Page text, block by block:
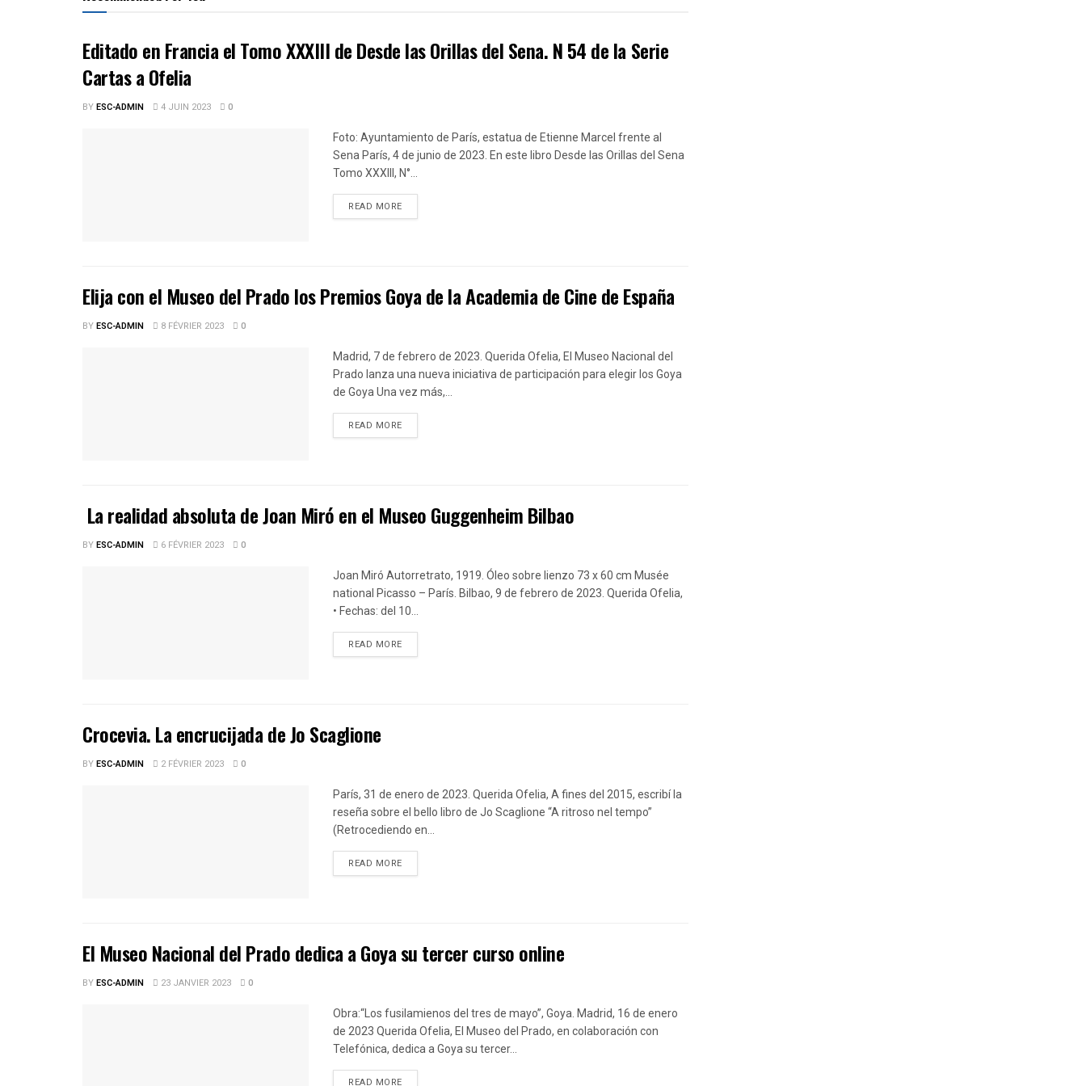
Editado en Francia el Tomo XXXIII de Desde las Orillas del Sena. N 54 de la Serie
Cartas a Ofelia
BYESC-ADMIN 4 JUIN 2023 0
Foto: Ayuntamiento de París, estatua de Etienne Marcel frente al
Sena París, 4 de junio de 2023. En este libro Desde las Orillas del Sena
Tomo XXXIII, N°...
READ MOREDETAILS
Elija con el Museo del Prado los Premios Goya de la Academia de Cine de España
BYESC-ADMIN 8 FÉVRIER 2023 0
Madrid, 7 de febrero de 2023. Querida Ofelia, El Museo Nacional del
Prado lanza una nueva iniciativa de participación para elegir los Goya
de Goya Una vez más,...
READ MOREDETAILS
La realidad absoluta de Joan Miró en el Museo Guggenheim Bilbao
BYESC-ADMIN 6 FÉVRIER 2023 0
Joan Miró Autorretrato, 1919. Óleo sobre lienzo 73 x 60 cm Musée
national Picasso – París. Bilbao, 9 de febrero de 2023. Querida Ofelia,
• Fechas: del 10...
READ MOREDETAILS
Crocevia. La encrucijada de Jo Scaglione
BYESC-ADMIN 2 FÉVRIER 2023 0
París, 31 de enero de 2023. Querida Ofelia, A fines del 2015, escribí la
reseña sobre el bello libro de Jo Scaglione “A ritroso nel tempo”
(Retrocediendo en...
READ MOREDETAILS
El Museo Nacional del Prado dedica a Goya su tercer curso online
BYESC-ADMIN 23 JANVIER 2023 0
Obra:“Los fusilamienos del tres de mayo”, Goya. Madrid, 16 de enero
de 2023 Querida Ofelia, El Museo del Prado, en colaboración con
Telefónica, dedica a Goya su tercer...
READ MOREDETAILS